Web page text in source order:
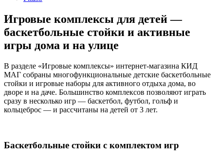
Игровые комплексы для детей —
баскетбольные стойки и активные
игры дома и на улице
В разделе «Игровые комплексы» интернет-магазина КИД
МАГ собраны многофункциональные детские баскетбольные
стойки и игровые наборы для активного отдыха дома, во
дворе и на даче. Большинство комплексов позволяют играть
сразу в несколько игр — баскетбол, футбол, гольф и
кольцеброс — и рассчитаны на детей от 3 лет.
Баскетбольные стойки с комплектом игр